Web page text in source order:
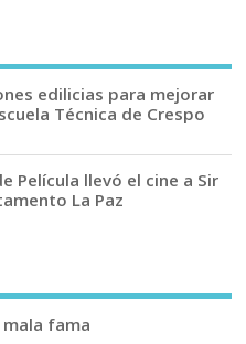
edilicias para mejorar
Técnica de Crespo
Película llevó el cine a Sir
La Paz
fama